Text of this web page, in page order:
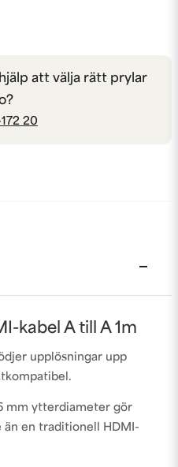
att välja rätt prylar
20
kabel A till A 1m
upplösningar upp
mm ytterdiameter gör
en traditionell HDMI-